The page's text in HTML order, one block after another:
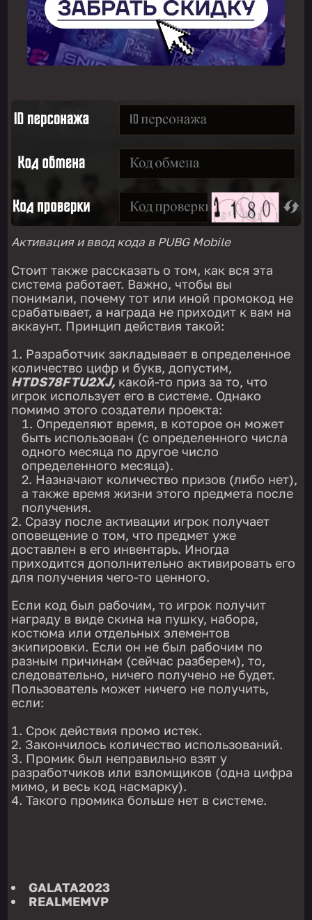
Активация и ввод кода в PUBG Mobile
Стоит также рассказать о том, как вся эта
система работает. Важно, чтобы вы
понимали, почему тот или иной промокод не
срабатывает, а награда не приходит к вам на
аккаунт. Принцип действия такой:
Разработчик закладывает в определенное
количество цифр и букв, допустим,
HTDS78FTU2XJ, какой-то приз за то, что
игрок использует его в системе. Однако
помимо этого создатели проекта:
Определяют время, в которое он может
быть использован (с определенного числа
одного месяца по другое число
определенного месяца).
Назначают количество призов (либо нет),
а также время жизни этого предмета после
получения.
Сразу после активации игрок получает
оповещение о том, что предмет уже
доставлен в его инвентарь. Иногда
приходится дополнительно активировать его
для получения чего-то ценного.
Если код был рабочим, то игрок получит
награду в виде скина на пушку, набора,
костюма или отдельных элементов
экипировки. Если он не был рабочим по
разным причинам (сейчас разберем), то,
следовательно, ничего получено не будет.
Пользователь может ничего не получить,
если:
Срок действия промо истек.
Закончилось количество использований.
Промик был неправильно взят у
разработчиков или взломщиков (одна цифра
мимо, и весь код насмарку).
Такого промика больше нет в системе.
GALATA2023
REALMEMVP